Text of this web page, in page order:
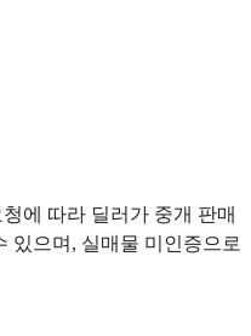
에 따라 딜러가 중개 판매
있으며, 실매물 미인증으로